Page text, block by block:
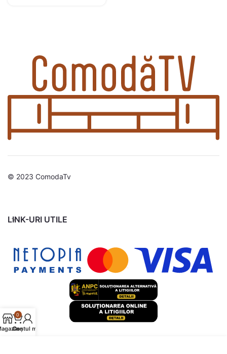
© 2023 ComodaTv
LINK-URI UTILE
0
Coș
Contul meu